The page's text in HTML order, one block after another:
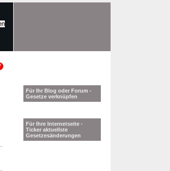
Für Ihr Blog oder Forum -
Gesetze verknüpfen
Für Ihre Internetseite -
Ticker aktuellste
Gesetzesänderungen